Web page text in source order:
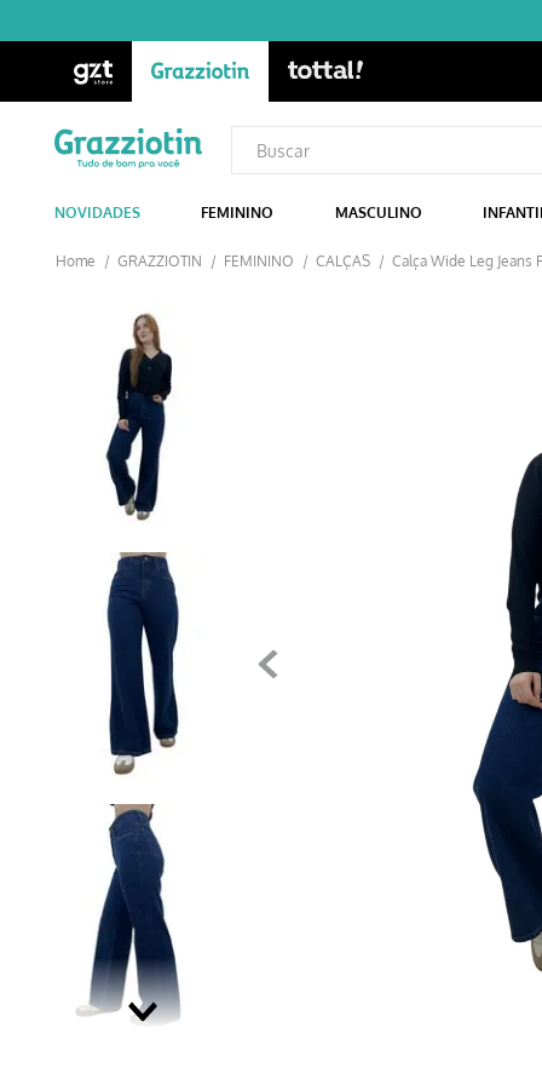
NOVIDADES FEMININO MASCULINO
GRAZZIOTIN FEMININO CALÇAS Calça Wide Leg Jeans